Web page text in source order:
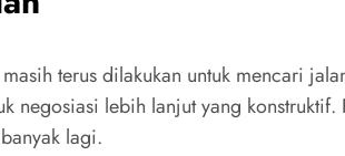
terus dilakukan untuk mencari
negosiasi lebih lanjut yang
lagi.